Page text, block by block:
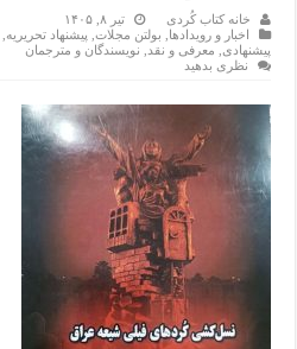
خانه کتاب کُردی
تیر ۸, ۱۴۰۵
اخبار و رویدادها
بولتن مجلات پیشنهاد تحریریه
پیشنهادی
معرفی و نقد
نویسندگان و مترجمان
نظری بدهید